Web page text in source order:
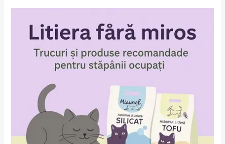
miros:
recomandate
stăpânii
ocupați